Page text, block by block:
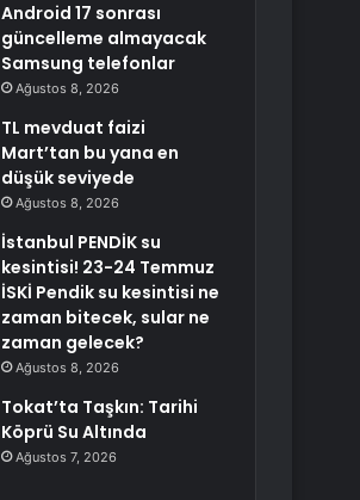
Android 17 sonrası
güncelleme almayacak
Samsung telefonlar
Ağustos 8, 2026
TL mevduat faizi
Mart’tan bu yana en
düşük seviyede
Ağustos 8, 2026
İstanbul PENDİK su
kesintisi! 23-24 Temmuz
İSKİ Pendik su kesintisi ne
zaman bitecek, sular ne
zaman gelecek?
Ağustos 8, 2026
Tokat’ta Taşkın: Tarihi
Köprü Su Altında
Ağustos 7, 2026